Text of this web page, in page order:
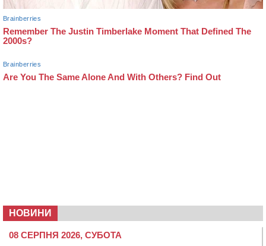
НОВИНИ
08 СЕРПНЯ 2026, СУБОТА